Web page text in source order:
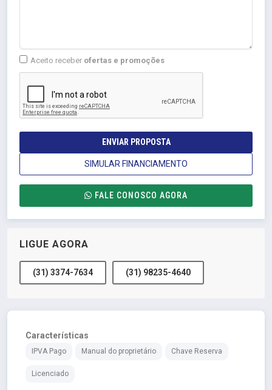
Aceito receber ofertas e promoções
ENVIAR PROPOSTA
SIMULAR FINANCIAMENTO
FALE CONOSCO AGORA
LIGUE AGORA
(31) 3374-7634 (31) 98235-4640
Características
IPVA Pago Manual do proprietário Chave Reserva
Licenciado